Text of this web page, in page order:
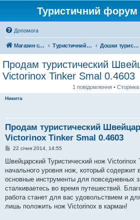
Туристичний форум
Допомога
Магазин спорядження Туристичний форум «Рюкзак» Дошки туристичних оголошень
Продам туристический
Victorinox Tinker Smal 0.4603
1 повідомлення • Сторінка
Никита
Продам туристический
Victorinox Tinker Smal 0.4603
П
в
д
о
л
е
н
22 січня 2014, 14:55
Швейцарский Туристический нож Victorinox
начального уровня нож, который содержит
основные инструменты для повседневных
сталкиваетесь во время путешествий.
работа станет для вас удовольствием и
лишь положить нож Victorinox в карман!